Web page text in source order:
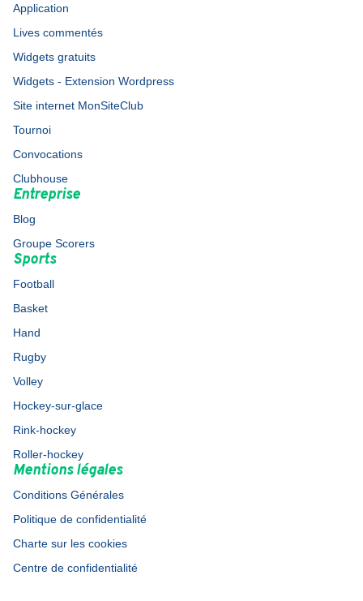
Application
Lives commentés
Widgets gratuits
Widgets - Extension Wordpress
Site internet MonSiteClub
Tournoi
Convocations
Clubhouse
Entreprise
Blog
Groupe Scorers
Sports
Football
Basket
Hand
Rugby
Volley
Hockey-sur-glace
Rink-hockey
Roller-hockey
Mentions légales
Conditions Générales
Politique de confidentialité
Charte sur les cookies
Centre de confidentialité